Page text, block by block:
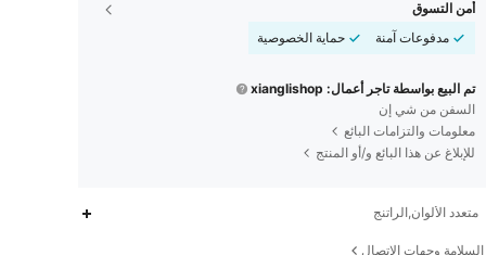
أمن التسوق
مدفوعات آمنة
حماية الخصوصية
تم البيع بواسطة تاجر أعمال: xianglishop
السفن من شي إن
معلومات والتزامات البائع
للإبلاغ عن هذا البائع و/أو المنتج
متعدد الألوان,الراتنج
وجهات الاتصال